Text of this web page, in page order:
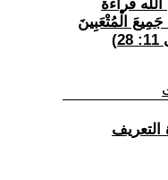
قراءة
إِلَيَّ يَا جَمِيعَ الْمُتْعَبِينَ